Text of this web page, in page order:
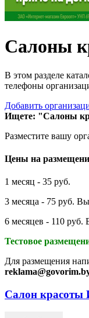
Салоны
В этом разделе
телефоны
Добавить
Ищете: "Салоны
Разместите вашу
Цены на
1 месяц - 35 руб.
3 месяца - 75 руб.
6 месяцев - 110 руб.
Тестовое
Для размещения
Салон